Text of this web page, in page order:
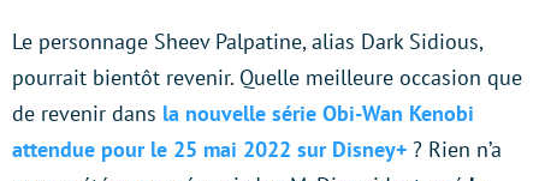
Le personnage Sheev Palpatine, alias Dark Sidious,
pourrait bientôt revenir. Quelle meilleure occasion que
de revenir dans la nouvelle série Obi-Wan Kenobi
attendue pour le 25 mai 2022 sur Disney+ ? Rien n’a